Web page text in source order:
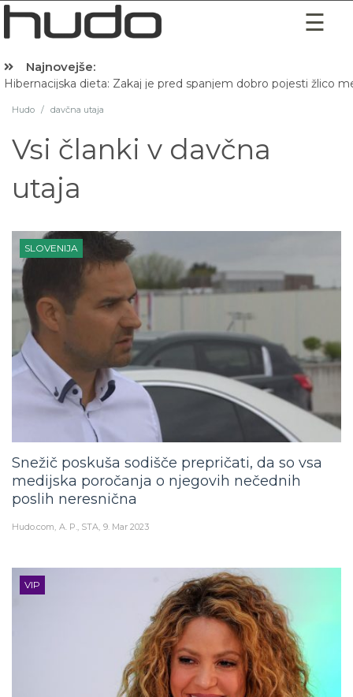
Najnovejše:
Hibernacijska dieta: Zakaj je pred spanjem dobro pojesti žlico
Hudo / davčna utaja
Vsi članki v davčna
utaja
SLOVENIJA
Snežič poskuša sodišče prepričati, da so vsa
medijska poročanja o njegovih nečednih
poslih neresnična
Hudo.com A. P., STA 9. Mar 2023
VIP